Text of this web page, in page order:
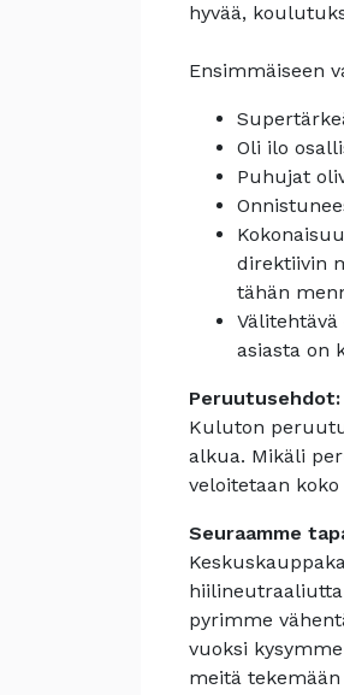
hyvää,
Ensimmäiseen
Oli ilo
Puhujat
direktiivin
tähän
asiasta on
Peruutusehdot:
Kuluton
alkua. Mikäli
veloitetaan
Seuraamme
pyrimme
vuoksi
meitä